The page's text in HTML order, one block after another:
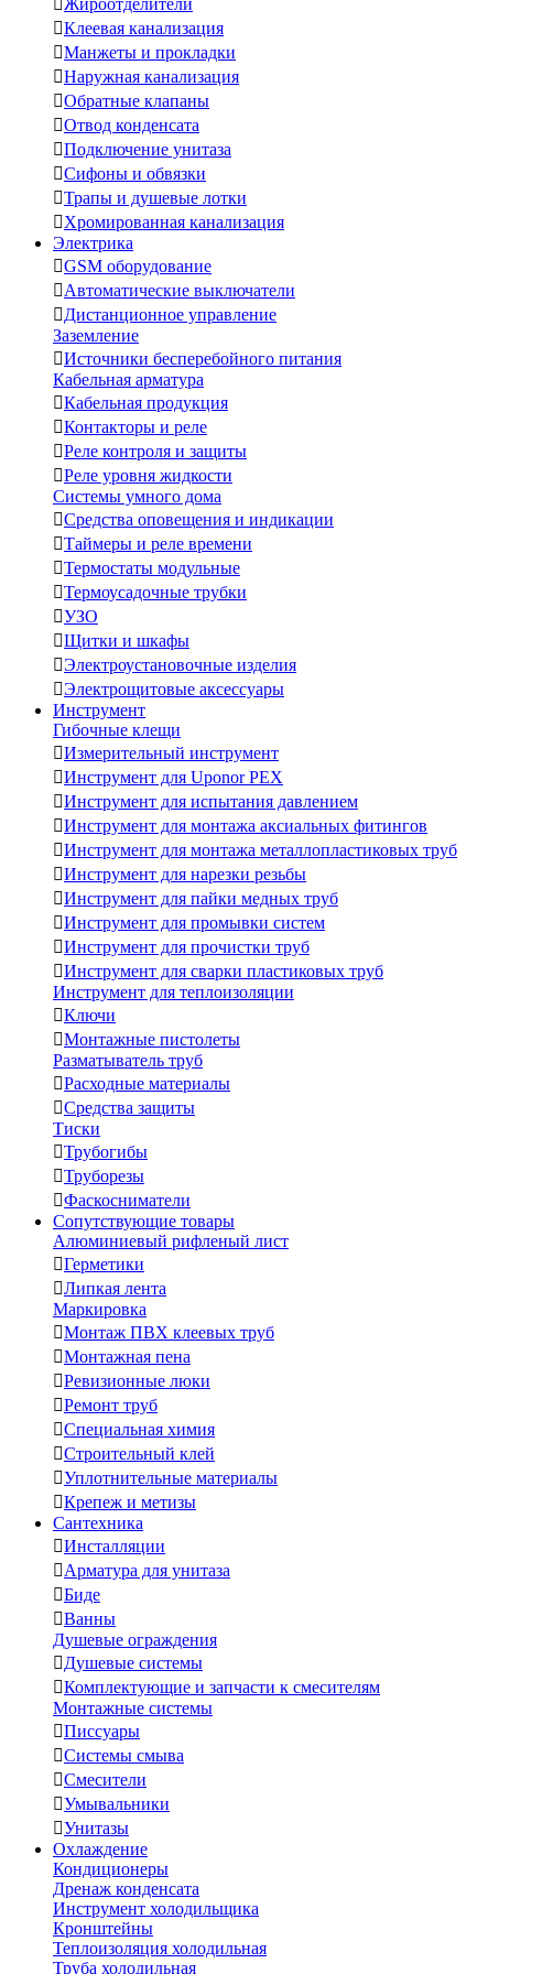
Жироотделители
Клеевая канализация
Манжеты и прокладки
Наружная канализация
Обратные клапаны
Отвод конденсата
Подключение унитаза
Сифоны и обвязки
Трапы и душевые лотки
Хромированная канализация
Электрика
GSM оборудование
Автоматические выключатели
Дистанционное управление
Заземление
Источники бесперебойного питания
Кабельная арматура
Кабельная продукция
Контакторы и реле
Реле контроля и защиты
Реле уровня жидкости
Системы умного дома
Средства оповещения и индикации
Таймеры и реле времени
Термостаты модульные
Термоусадочные трубки
УЗО
Щитки и шкафы
Электроустановочные изделия
Электрощитовые аксессуары
Инструмент
Гибочные клещи
Измерительный инструмент
Инструмент для Uponor PEX
Инструмент для испытания давлением
Инструмент для монтажа аксиальных фитингов
Инструмент для монтажа металлопластиковых труб
Инструмент для нарезки резьбы
Инструмент для пайки медных труб
Инструмент для промывки систем
Инструмент для прочистки труб
Инструмент для сварки пластиковых труб
Инструмент для теплоизоляции
Ключи
Монтажные пистолеты
Разматыватель труб
Расходные материалы
Средства защиты
Тиски
Трубогибы
Труборезы
Фаскосниматели
Сопутствующие товары
Алюминиевый рифленый лист
Герметики
Липкая лента
Маркировка
Монтаж ПВХ клеевых труб
Монтажная пена
Ревизионные люки
Ремонт труб
Специальная химия
Строительный клей
Уплотнительные материалы
Крепеж и метизы
Сантехника
Инсталляции
Арматура для унитаза
Биде
Ванны
Душевые ограждения
Душевые системы
Комплектующие и запчасти к смесителям
Монтажные системы
Писсуары
Системы смыва
Смесители
Умывальники
Унитазы
Охлаждение
Кондиционеры
Дренаж конденсата
Инструмент холодильщика
Кронштейны
Теплоизоляция холодильная
Труба холодильная